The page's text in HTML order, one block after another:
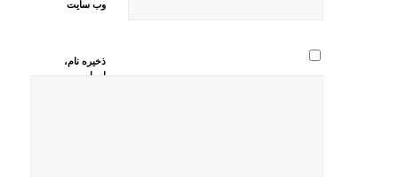
وب‌ سایت
ذخیره نام،
ایمیل و